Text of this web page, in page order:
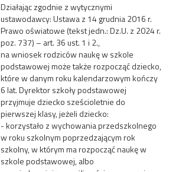
Działając zgodnie z wytycznymi
ustawodawcy: Ustawa z 14 grudnia 2016 r.
Prawo oświatowe (tekst jedn.: Dz.U. z 2024 r.
poz. 737) – art. 36 ust. 1 i 2.,
na wniosek rodziców naukę w szkole
podstawowej może także rozpocząć dziecko,
które w danym roku kalendarzowym kończy
6 lat. Dyrektor szkoły podstawowej
przyjmuje dziecko sześcioletnie do
pierwszej klasy, jeżeli dziecko:
- korzystało z wychowania przedszkolnego
w roku szkolnym poprzedzającym rok
szkolny, w którym ma rozpocząć naukę w
szkole podstawowej, albo